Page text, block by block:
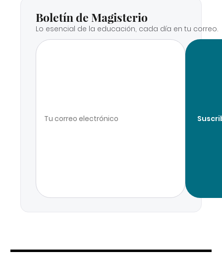
Boletín de Magisterio
Lo esencial de la educación, cada día en tu correo.